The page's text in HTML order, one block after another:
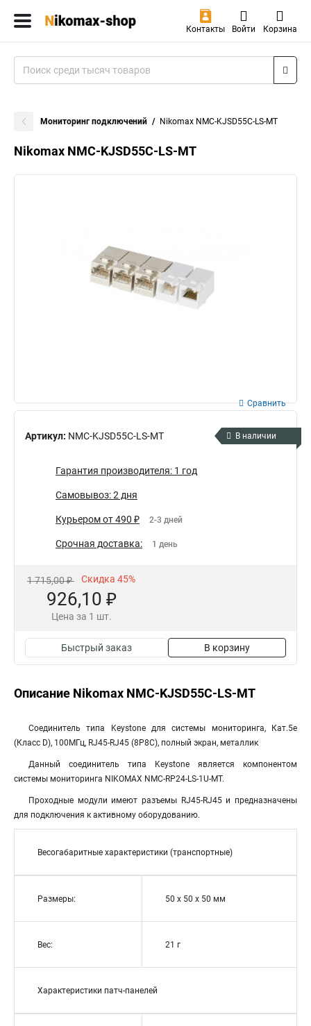
Контакты Войти Корзина
Мониторинг подключений Nikomax NMC-KJSD55C-LS-MT
Nikomax NMC-KJSD55C-LS-MT
Артикул: NMC-KJSD55C-LS-MT
Сравнить
В наличии
Гарантия производителя: 1 год
Самовывоз: 2 дня
Курьером от 490 ₽ 2-3 дней
Срочная доставка: 1 день
1 715,00 ₽ Скидка 45%
926,10 ₽
Цена за 1 шт.
Быстрый заказ В корзину
Описание Nikomax NMC-KJSD55C-LS-MT
Соединитель типа Keystone для системы мониторинга, Кат.5e
(Класс D), 100МГц, RJ45-RJ45 (8P8C), полный экран, металлик
Данный соединитель типа Keystone является компонентом
системы мониторинга NIKOMAX NMC-RP24-LS-1U-MT.
Проходные модули имеют разъемы RJ45-RJ45 и предназначены
для подключения к активному оборудованию.
Весогабаритные характеристики (транспортные)
Размеры: 50 х 50 х 50 мм
Вес: 21 г
Характеристики патч-панелей